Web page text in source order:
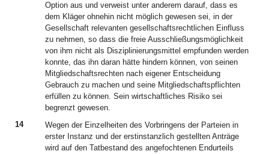
Option aus und verweist unter anderem darauf, dass es
dem Kläger ohnehin nicht möglich gewesen sei, in der
Gesellschaft relevanten gesellschaftsrechtlichen Einfluss
zu nehmen, so dass die freie Ausschließungsmöglichkeit
von ihm nicht als Disziplinierungsmittel empfunden werden
konnte, das ihn daran hätte hindern können, von seinen
Mitgliedschaftsrechten nach eigener Entscheidung
Gebrauch zu machen und seine Mitgliedschaftspflichten
erfüllen zu können. Sein wirtschaftliches Risiko sei
begrenzt gewesen.
14
Wegen der Einzelheiten des Vorbringens der Parteien in
erster Instanz und der erstinstanzlich gestellten Anträge
wird auf den Tatbestand des angefochtenen Endurteils